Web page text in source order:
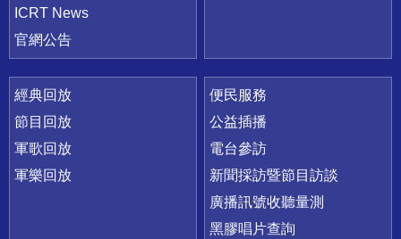
ICRT News
官網公告
經典回放
節目回放
軍歌回放
軍樂回放
便民服務
公益插播
電台參訪
新聞採訪暨節目訪談
廣播訊號收聽量測
黑膠唱片查詢